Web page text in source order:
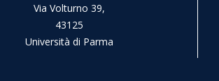
Via Volturno 39,
43125
Università di Parma